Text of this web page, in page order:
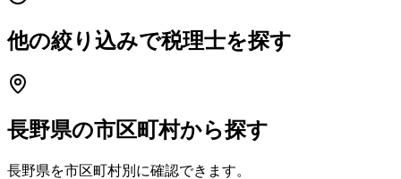
他の絞り込みで税理士を探す
長野県の市区町村から探す
長野県を市区町村別に確認できます。